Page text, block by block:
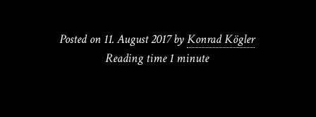
Posted on 11. August 2017 byKonrad Kögler
Reading time1 minute